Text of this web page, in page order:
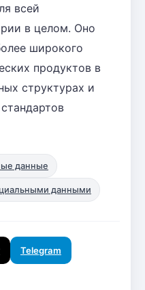
всей
в целом. Оно
широкого
продуктов в
структурах и
данные
данными
Telegram